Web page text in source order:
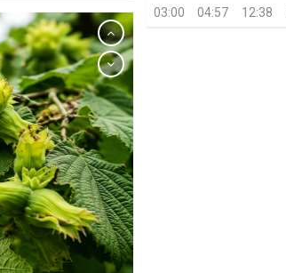
03:00
04:57 12:38